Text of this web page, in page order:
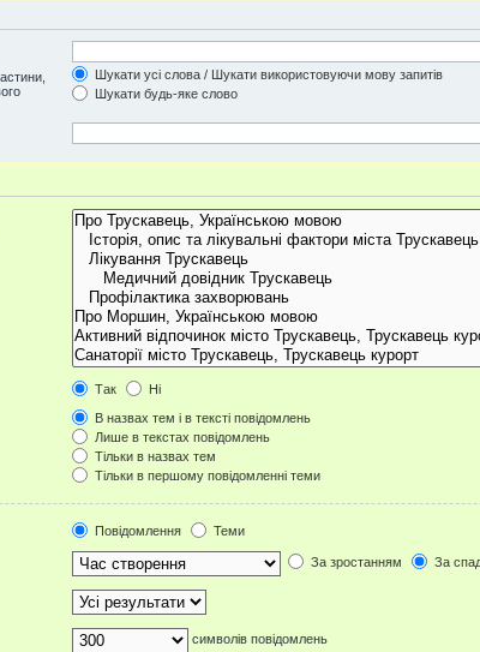
Шукати усі слова / Шукати використовуючи мову запитів
Шукати будь-яке слово
Так
Ні
В назвах тем і в тексті повідомлень
Лише в текстах повідомлень
Тільки в назвах тем
Тільки в першому повідомленні теми
Повідомлення
Теми
За зростанням За
символів повідомлень